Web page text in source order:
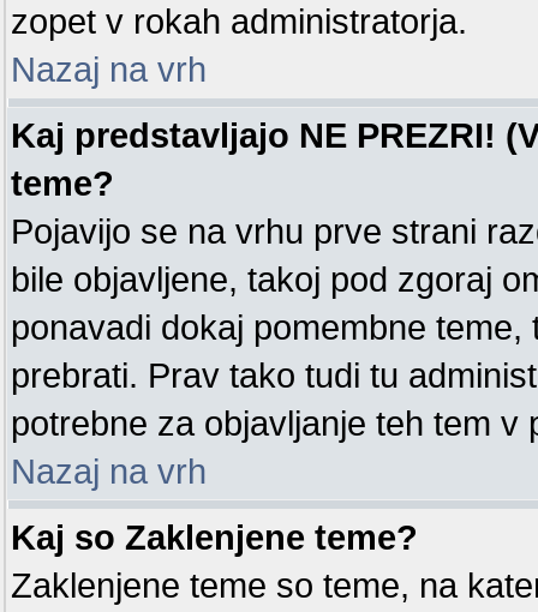
zopet v rokah administratorja.
Nazaj na vrh
Kaj predstavljajo NE PREZRI!
teme?
Pojavijo se na vrhu prve strani
bile objavljene, takoj pod zgoraj
ponavadi dokaj pomembne
prebrati. Prav tako tudi tu
potrebne za objavljanje teh tem v
Nazaj na vrh
Kaj so Zaklenjene teme?
Zaklenjene teme so teme, na